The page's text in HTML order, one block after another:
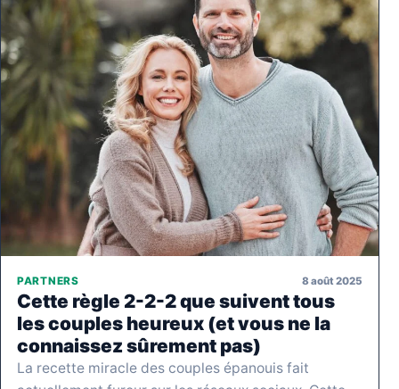
PARTNERS 8 août 2025
Cette règle 2-2-2 que suivent tous
les couples heureux (et vous ne la
connaissez sûrement pas)
La recette miracle des couples épanouis fait